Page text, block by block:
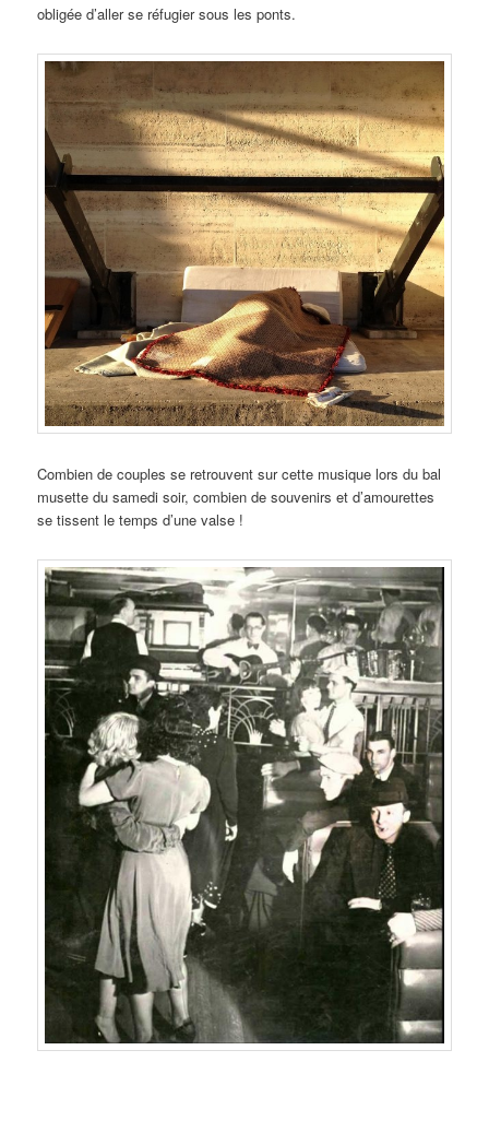
obligée d’aller se réfugier sous les ponts.
Combien de couples se retrouvent sur cette musique lors du bal
musette du samedi soir, combien de souvenirs et d’amourettes
se tissent le temps d’une valse !